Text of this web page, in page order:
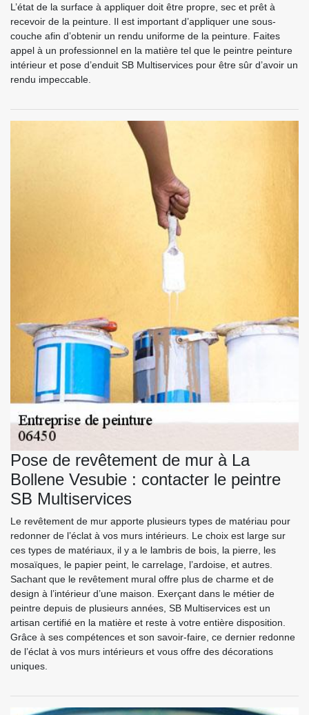
L’état de la surface à appliquer doit être propre, sec et prêt à
recevoir de la peinture. Il est important d’appliquer une sous-
couche afin d’obtenir un rendu uniforme de la peinture. Faites
appel à un professionnel en la matière tel que le peintre peinture
intérieur et pose d’enduit SB Multiservices pour être sûr d’avoir un
rendu impeccable.
Pose de revêtement de mur à La
Bollene Vesubie : contacter le peintre
SB Multiservices
Le revêtement de mur apporte plusieurs types de matériau pour
redonner de l’éclat à vos murs intérieurs. Le choix est large sur
ces types de matériaux, il y a le lambris de bois, la pierre, les
mosaïques, le papier peint, le carrelage, l’ardoise, et autres.
Sachant que le revêtement mural offre plus de charme et de
design à l’intérieur d’une maison. Exerçant dans le métier de
peintre depuis de plusieurs années, SB Multiservices est un
artisan certifié en la matière et reste à votre entière disposition.
Grâce à ses compétences et son savoir-faire, ce dernier redonne
de l’éclat à vos murs intérieurs et vous offre des décorations
uniques.